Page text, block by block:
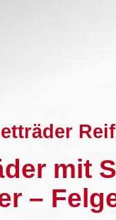
mit
–